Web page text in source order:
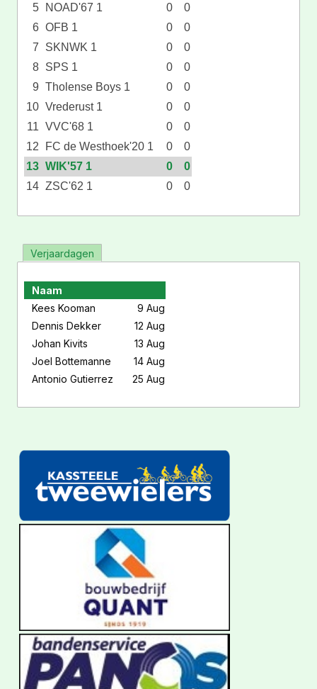
5
NOAD'67 1 0
0
6 OFB 1 0
0
7
SKNWK 1 0
0
8 SPS 1 0
0
9 Tholense Boys 1 0
0
10 Vrederust 1 0
0
11 VVC'68 1 0
0
12
FC de Westhoek'20 1 0
0
13 WIK'57 1 0
0
14 ZSC'62 1 0 0
Verjaardagen
Naam
Kees Kooman
9 Aug
Dennis Dekker
12 Aug
Johan Kivits
13 Aug
Joel Bottemanne
14 Aug
Antonio Gutierrez
25 Aug